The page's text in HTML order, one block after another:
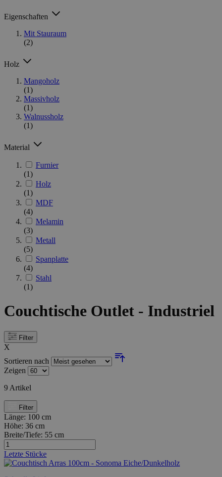
Eigenschaften
Mit Stauraum
(2)
Holz
Mangoholz
(1)
Massivholz
(1)
Walnussholz
(1)
Material
Furnier
(1)
Holz
(1)
MDF
(4)
Melamin
(3)
Metall
(5)
Spanplatte
(4)
Stahl
(1)
Couchtische Outlet - Industriel
Filter
X
Sortieren nach
Zeigen
9 Artikel
Filter
Länge: 100 cm
Höhe: 36 cm
Breite/Tiefe: 55 cm
Letzte Stücke